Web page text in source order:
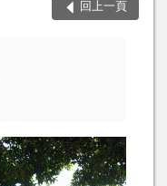
回上一頁